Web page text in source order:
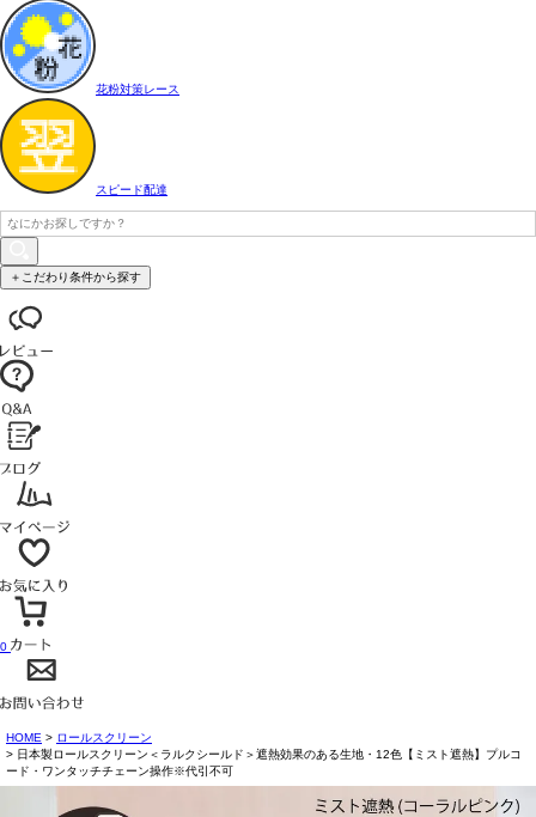
花粉対策レース
スピード配達
＋こだわり条件から探す
0
HOME
ロールスクリーン
日本製ロールスクリーン＜ラルクシールド＞遮熱効果のある生地・12色【ミスト遮熱】プルコ
ード・ワンタッチチェーン操作※代引不可